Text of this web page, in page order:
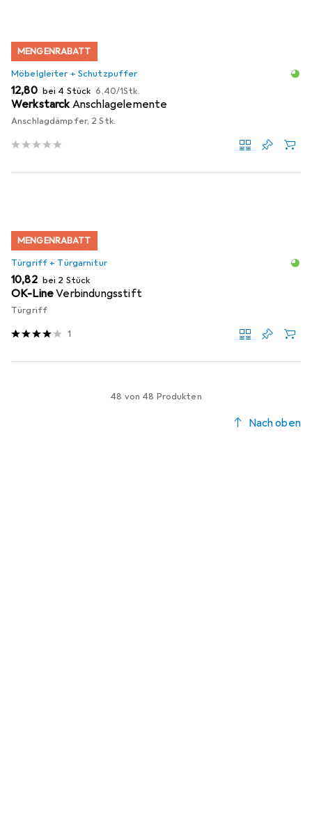
MENGENRABATT
Möbelgleiter + Schutzpuffer
EUR
12,80 bei 4 Stück EUR
6,40/1Stk.
WerkstarckAnschlagelemente
Anschlagdämpfer, 2 Stk.
MENGENRABATT
Türgriff + Türgarnitur
EUR
10,82 bei 2 Stück
OK-LineVerbindungsstift
Türgriff
1
48 von 48 Produkten
Nach oben